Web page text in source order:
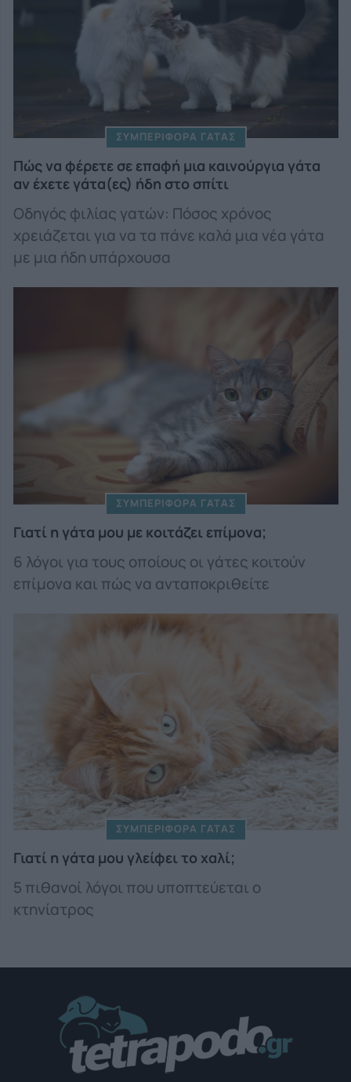
ΣΥΜΠΕΡΙΦΟΡΑ ΓΑΤΑΣ
Πώς να φέρετε σε επαφή μια καινούργια γάτα
αν έχετε γάτα(ες) ήδη στο σπίτι
Οδηγός φιλίας γατών: Πόσος χρόνος
χρειάζεται για να τα πάνε καλά μια νέα γάτα
με μια ήδη υπάρχουσα
ΣΥΜΠΕΡΙΦΟΡΑ ΓΑΤΑΣ
Γιατί η γάτα μου με κοιτάζει επίμονα;
6 λόγοι για τους οποίους οι γάτες κοιτούν
επίμονα και πώς να ανταποκριθείτε
ΣΥΜΠΕΡΙΦΟΡΑ ΓΑΤΑΣ
Γιατί η γάτα μου γλείφει το χαλί;
5 πιθανοί λόγοι που υποπτεύεται ο
κτηνίατρος